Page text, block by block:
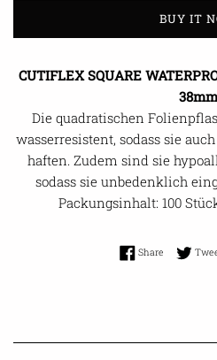
BUY IT
CUTIFLEX SQUARE
38mm
Die quadratischen
wasserresistent, sodass sie
haften. Zudem sind sie
sodass sie unbedenklich
Packungsinhalt: 100
ShareShare on